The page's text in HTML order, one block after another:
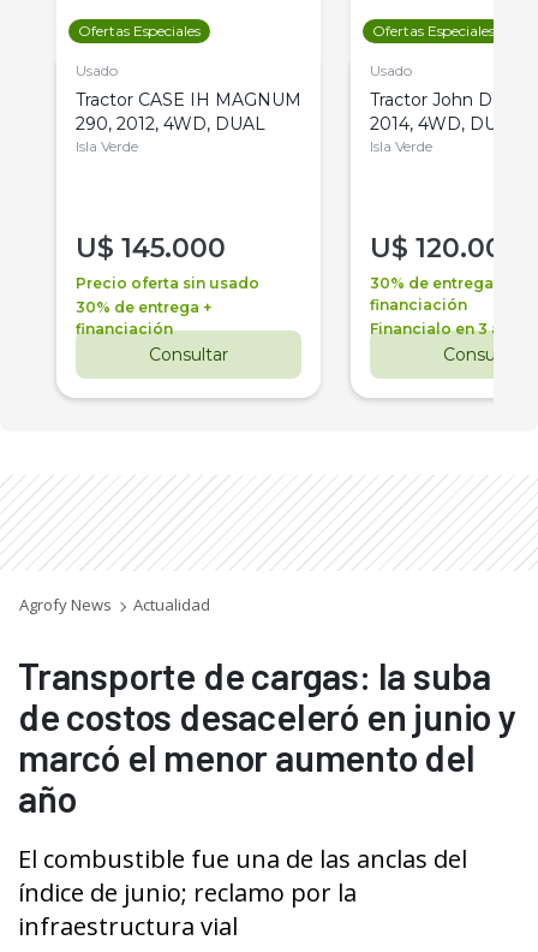
Ofertas Especiales
Usado
Tractor CASE IH MAGNUM
290, 2012, 4WD, DUAL
Isla Verde
U$ 145.000
Precio oferta sin usado
30% de entrega +
financiación
Consultar
Ofertas Especiales
Usado
Tractor John Deere
2014, 4WD, DUAL
Isla Verde
U$ 120.000
30% de entrega +
financiación
Financialo en 3 años
Consultar
Agrofy News Actualidad
Transporte de cargas: la suba
de costos desaceleró en junio y
marcó el menor aumento del
año
El combustible fue una de las anclas del
índice de junio; reclamo por la
infraestructura vial